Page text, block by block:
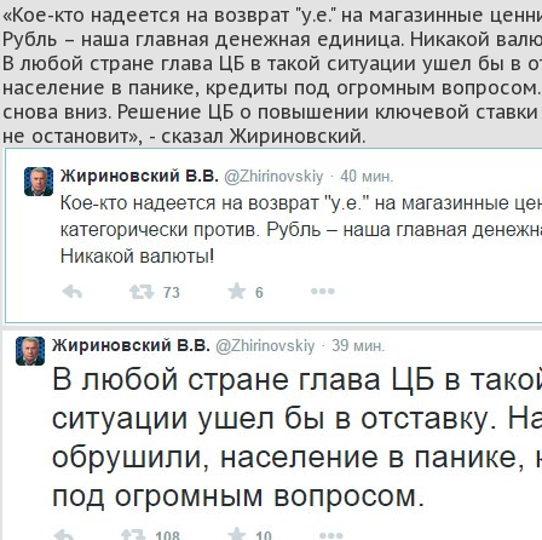
«Кое-кто надеется на возврат "у.е." на магазинные
Рубль – наша главная денежная единица. Никакой
В любой стране глава ЦБ в такой ситуации ушел бы в
население в панике, кредиты под огромным вопросом.
снова вниз. Решение ЦБ о повышении ключевой
не остановит», - сказал Жириновский.